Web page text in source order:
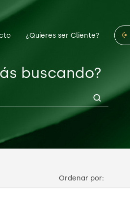
¿Quieres ser Cliente?
buscando?
Ordenar por: